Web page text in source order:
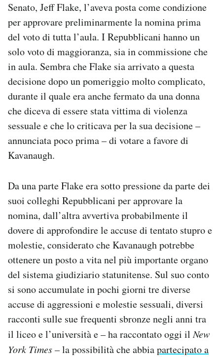
Senato, Jeff Flake, l’aveva posta come condizione
per approvare preliminarmente la nomina prima
del voto di tutta l’aula. I Repubblicani hanno un
solo voto di maggioranza, sia in commissione che
in aula. Sembra che Flake sia arrivato a questa
decisione dopo un pomeriggio molto complicato,
durante il quale era anche fermato da una donna
che diceva di essere stata vittima di violenza
sessuale e che lo criticava per la sua decisione –
annunciata poco prima – di votare a favore di
Kavanaugh.
Da una parte Flake era sotto pressione da parte dei
suoi colleghi Repubblicani per approvare la
nomina, dall’altra avvertiva probabilmente il
dovere di approfondire le accuse di tentato stupro e
molestie, considerato che Kavanaugh potrebbe
ottenere un posto a vita nel più importante organo
del sistema giudiziario statunitense. Sul suo conto
si sono accumulate in pochi giorni tre diverse
accuse di aggressioni e molestie sessuali, diversi
racconti sulle sue frequenti sbronze negli anni tra
il liceo e l’università e – ha raccontato oggi ilNew
York Times– la possibilità che abbiapartecipato a